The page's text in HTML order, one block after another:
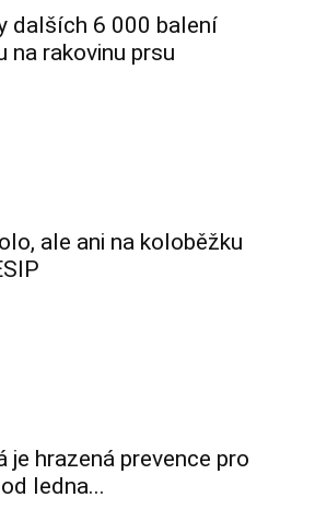
dalších 6 000 balení
na rakovinu prsu
ale ani na koloběžku
je hrazená prevence pro
ledna...